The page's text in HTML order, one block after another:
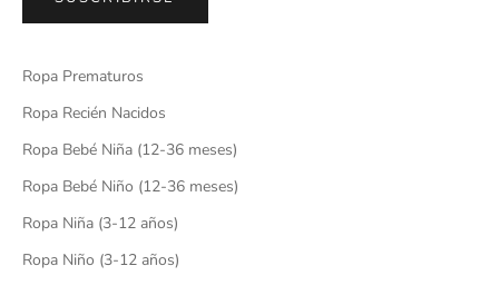
Ropa Prematuros
Ropa Recién Nacidos
Ropa Bebé Niña (12-36 meses)
Ropa Bebé Niño (12-36 meses)
Ropa Niña (3-12 años)
Ropa Niño (3-12 años)